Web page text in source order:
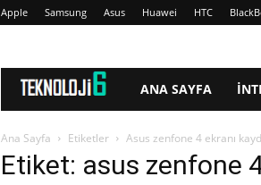
Apple Samsung Asus Huawei HTC
www.Teknoloji6.com
ANA SAYFA
Ana Sayfa Etiketler Asus zenfone 4 ekranı
Etiket: asus zenfone